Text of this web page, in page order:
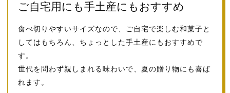
ご自宅用にも手土産にもおすすめ
食べ切りやすいサイズなので、ご自宅で楽しむ和菓子と
してはもちろん、ちょっとした手土産にもおすすめで
す。
世代を問わず親しまれる味わいで、夏の贈り物にも喜ば
れます。